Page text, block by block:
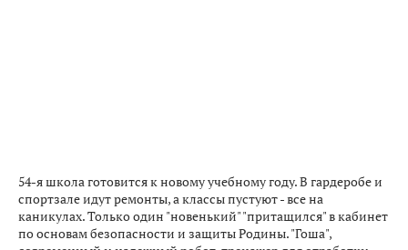
54-я школа готовится к новому учебному году. В гардеробе и
спортзале идут ремонты, а классы пустуют - все на
каникулах. Только один "новенький" "притащился" в кабинет
по основам безопасности и защиты Родины. "Гоша",